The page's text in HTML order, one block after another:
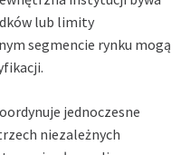
lub limity
segmencie rynku mogą
jednoczesne
niezależnych